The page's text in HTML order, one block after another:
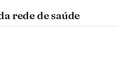
rede de saúde